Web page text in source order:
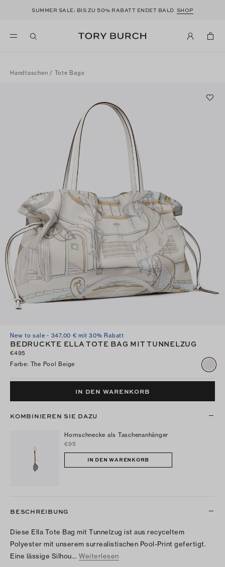
SUMMER SALE: BIS ZU50% RABATT ENDET BALD SHOP
Handtaschen / Tote Bags
New to sale - 347,00 € mit 30% Rabatt
BEDRUCKTE ELLA TOTE BAG MIT TUNNELZUG
€495
Farbe: The Pool Beige
IN DEN WARENKORB
KOMBINIEREN SIE DAZU
Hornschnecke als Taschenanhänger
€95
IN DEN WARENKORB
BESCHREIBUNG
Diese Ella Tote Bag mit Tunnelzug ist aus recyceltem
Polyester mit unserem surrealistischen Pool-Print gefertigt.
Eine lässige Silhou… Weiterlesen